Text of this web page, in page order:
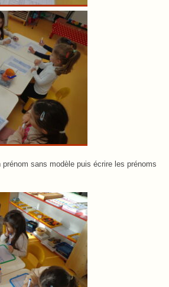
prénom sans modèle puis écrire les prénoms